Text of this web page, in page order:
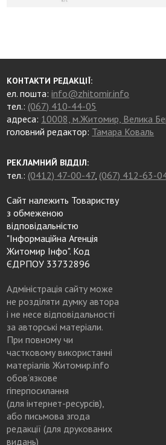
КОНТАКТИ РЕДАКЦІЇ:
ел. пошта:info@zhitomir.info
тел.: (067) 410-44-05
адреса: 10008, м.Житомир, Велика
головний редактор: Тамара Коваль
РЕКЛАМНИЙ ВІДДІЛ:
тел.: (0412) 47-00-47, (067) 412-63-
Сайт належить Товариству
з обмеженою
відповідальністю
"Інформаційна Агенція
Житомир Інфо". Код
ЄДРПОУ 33732896
Адміністрація сайту може
не розділяти думку автора
і не несе відповідальності
за авторські матеріали.
При повному чи
частковому використанні
матеріалів Житомир.info
обов’язкове
гіперпосилання
(для інтернет-ресурсів),
або письмова згода
редакції (для друкованих
видань)